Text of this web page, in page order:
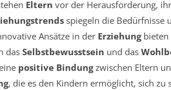
Eltern vor der Herausforderung,
spiegeln die Bedürfnisse
Ansätze in der Erziehungbieten
das Selbstbewusstsein und das
positive Bindungzwischen Eltern
, die es den Kindern ermöglicht, sich zu